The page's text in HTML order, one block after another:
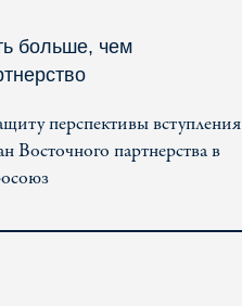
больше, чем
перспективы вступления
Восточного партнерства в